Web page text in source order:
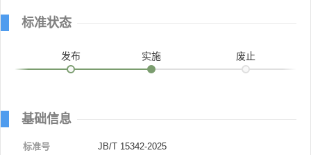
标准状态
发布 实施 废止
基础信息
标准号
JB/T 15342-2025